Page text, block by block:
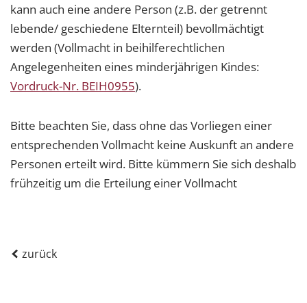
kann auch eine andere Person (z.B. der getrennt
lebende/ geschiedene Elternteil) bevollmächtigt
werden (Vollmacht in beihilferechtlichen
Angelegenheiten eines minderjährigen Kindes:
Vordruck-Nr. BEIH0955).
Bitte beachten Sie, dass ohne das Vorliegen einer
entsprechenden Vollmacht keine Auskunft an andere
Personen erteilt wird. Bitte kümmern Sie sich deshalb
frühzeitig um die Erteilung einer Vollmacht
zurück